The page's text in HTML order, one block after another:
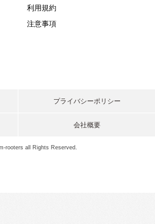
利用規約
注意事項
プライバシーポリシー
会社概要
rooters all Rights Reserved.